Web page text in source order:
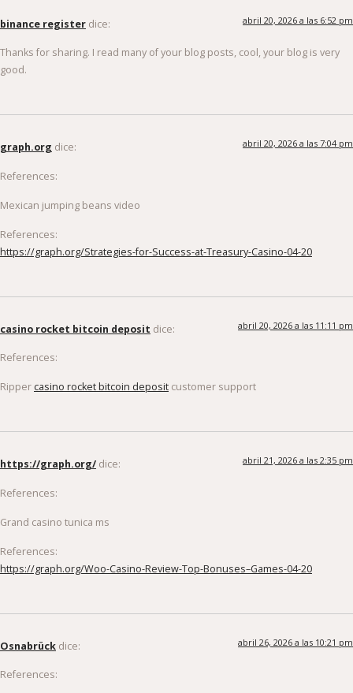
binance register dice: abril 20, 2026 a las 6:52 pm
Thanks for sharing. I read many of your blog posts, cool, your blog is very
good.
graph.org dice: abril 20, 2026 a las 7:04 pm
References:
Mexican jumping beans video
References:
https://graph.org/Strategies-for-Success-at-Treasury-Casino-04-20
casino rocket bitcoin deposit dice: abril 20, 2026 a las 11:11 pm
References:
Ripper casino rocket bitcoin deposit customer support
https://graph.org/ dice: abril 21, 2026 a las 2:35 pm
References:
Grand casino tunica ms
References:
https://graph.org/Woo-Casino-Review-Top-Bonuses–Games-04-20
Osnabrück dice: abril 26, 2026 a las 10:21 pm
References: